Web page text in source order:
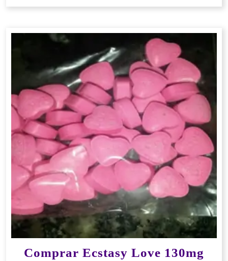
Comprar Ecstasy Love 130mg